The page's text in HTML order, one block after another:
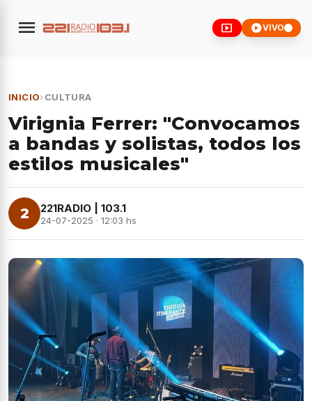
menu smart_display play_circleVIVO
INICIO›CULTURA
Virignia Ferrer: "Convocamos
a bandas y solistas, todos los
estilos musicales"
2 221RADIO | 103.1
24-07-2025 · 12:03 hs